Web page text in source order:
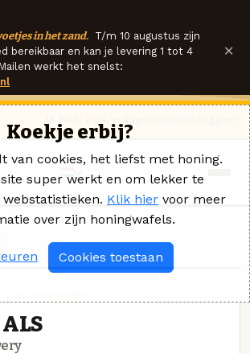
in het zand. T/m 10 augustus zijn
bereikbaar en kan je levering 1 tot 4
werkt het snelst:
×
Koekje erbij?
van cookies, het liefst met honing.
super werkt en om lekker te
Klik hier voor meer
over zijn honingwafels.
Cookies toestaan